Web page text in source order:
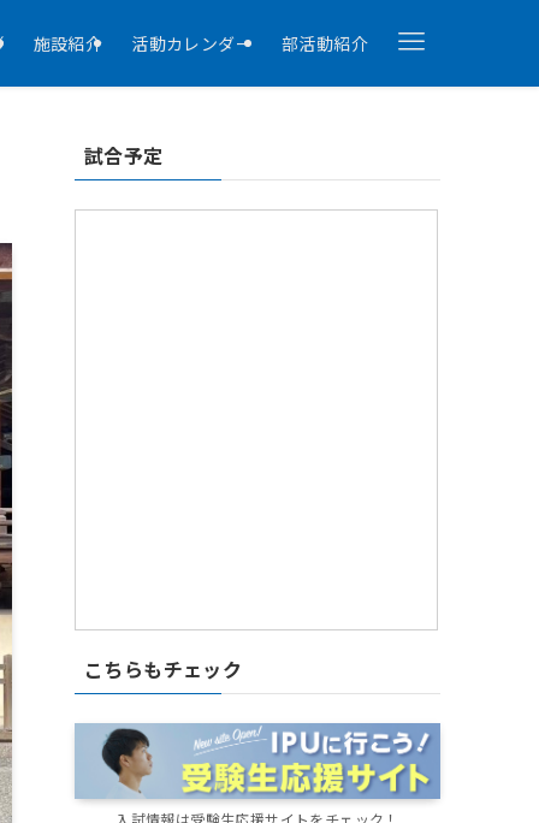
施設紹介 活動カレンダー 部活動紹介
試合予定
こちらもチェック